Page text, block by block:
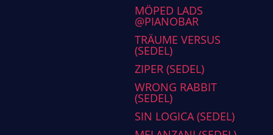
MÖPED LADS
@PIANOBAR
TRÄUME VERSUS
(SEDEL)
ZIPER (SEDEL)
WRONG RABBIT
(SEDEL)
SIN LOGICA (SEDEL)